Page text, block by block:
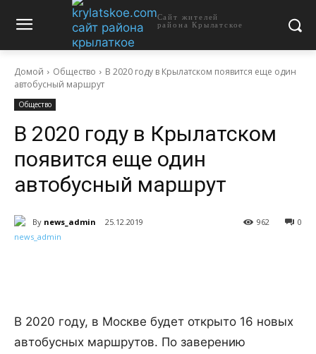
Сайт жителей
района Крылатское
Домой Общество
В 2020 году в Крылатском появится еще один
автобусный маршрут
Общество
В 2020 году в Крылатском
появится еще один
автобусный маршрут
By news_admin 25.12.2019 0
962
В 2020 году, в Москве будет открыто 16 новых
автобусных маршрутов. По заверению